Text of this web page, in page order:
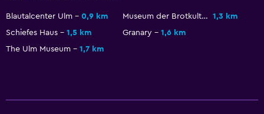
Blautalcenter Ulm 0,9 km Museum der Brotkultur
1,3 km
Schiefes Haus
1,5 km Granary
1,6 km
The Ulm Museum
1,7 km